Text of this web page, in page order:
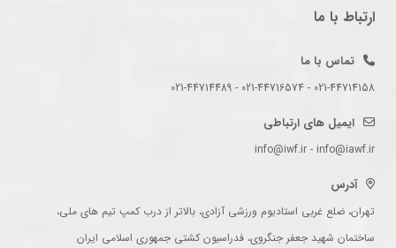
ارتباط با ما
تماس با ما
021-44714158 - 021-44716574 - 021-44714489
ایمیل های ارتباطی
info@iwf.ir - info@iawf.ir
آدرس
تهران، ضلع غربی استادیوم ورزشی آزادی، بالاتر از درب کمپ تیم های ملی،
ساختمان شهید جعفر جنگروی، فدراسیون کشتی جمهوری اسلامی ایران